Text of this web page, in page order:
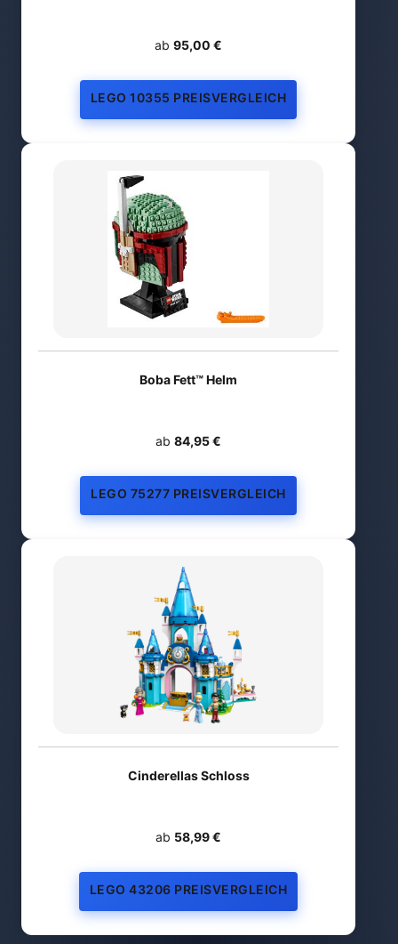
ab 95,00 €
LEGO 10355 PREISVERGLEICH
Boba Fett™ Helm
ab 84,95 €
LEGO 75277 PREISVERGLEICH
Cinderellas Schloss
ab 58,99 €
LEGO 43206 PREISVERGLEICH